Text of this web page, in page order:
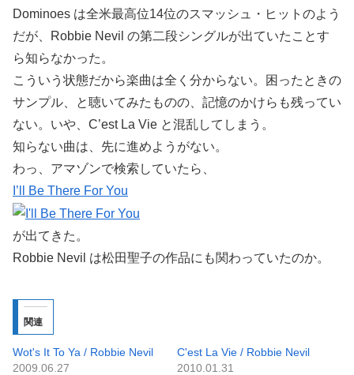
Dominoes は全米最高位14位のスマッシュ・ヒットのよう
だが、Robbie Nevil の第二段シングルが出ていたことす
ら知らなかった。
こういう状態だから楽曲は全く分からない。困ったときの
サンプル、と聴いてみたものの、記憶のかけらも残ってい
ない。いや、C’est La Vie と混乱してしまう。
知らない曲は、先に進めようがない。
わっ、アマゾンで検索していたら、
I’ll Be There For You
が出てきた。
Robbie Nevil は松田聖子の作品にも関わっていたのか。
関連
Wot's It To Ya / Robbie Nevil
2009.06.27
C'est La Vie / Robbie Nevil
2010.01.31